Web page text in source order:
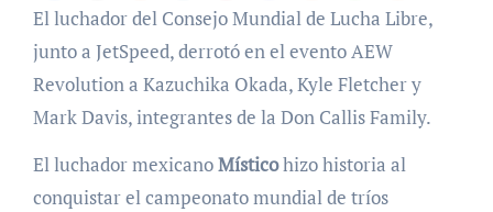
El luchador del Consejo Mundial de Lucha Libre,
junto a JetSpeed, derrotó en el evento AEW
Revolution a Kazuchika Okada, Kyle Fletcher y
Mark Davis, integrantes de la Don Callis Family.
El luchador mexicanoMísticohizo historia al
conquistar el campeonato mundial de tríos